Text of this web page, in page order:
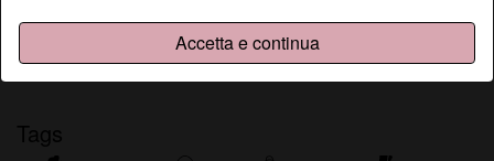
Accetta e continua
Sta cercando
Uomo, Etero, 18-25, 26-35
Tags